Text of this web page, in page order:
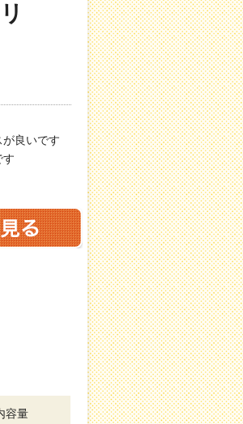
が良いです
す
容量